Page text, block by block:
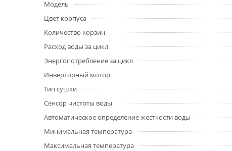
Модель
Цвет корпуса
Количество корзин
Расход воды за цикл
Энергопотребление за цикл
Инверторный мотор
Тип сушки
Сенсор чистоты воды
Автоматическое определение жесткости воды
Минимальная температура
Максимальная температура